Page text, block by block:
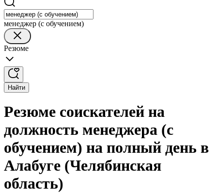
менеджер (с обучением)
Резюме
Найти
Резюме соискателей на
должность менеджера (с
обучением) на полный день в
Алабуге (Челябинская
область)